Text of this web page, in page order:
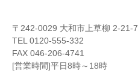
〒242-0029 大和市上草柳 2-21-7
TEL 0120-555-332
FAX 046-206-4741
[営業時間]平日8時～18時